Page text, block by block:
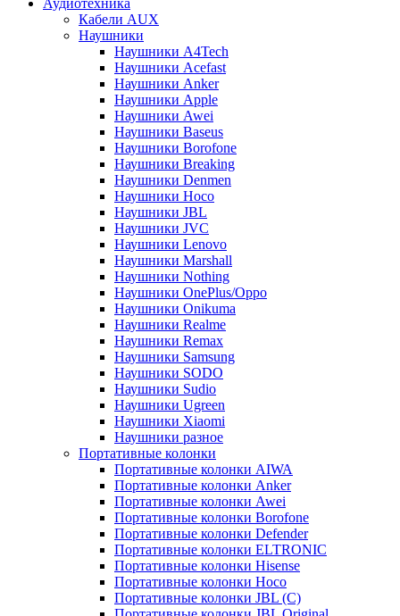
Аудиотехника
Кабели AUX
Наушники
Наушники A4Tech
Наушники Acefast
Наушники Anker
Наушники Apple
Наушники Awei
Наушники Baseus
Наушники Borofone
Наушники Breaking
Наушники Denmen
Наушники Hoco
Наушники JBL
Наушники JVC
Наушники Lenovo
Наушники Marshall
Наушники Nothing
Наушники OnePlus/Oppo
Наушники Onikuma
Наушники Realme
Наушники Remax
Наушники Samsung
Наушники SODO
Наушники Sudio
Наушники Ugreen
Наушники Xiaomi
Наушники разное
Портативные колонки
Портативные колонки AIWA
Портативные колонки Anker
Портативные колонки Awei
Портативные колонки Borofone
Портативные колонки Defender
Портативные колонки ELTRONIC
Портативные колонки Hisense
Портативные колонки Hoco
Портативные колонки JBL (C)